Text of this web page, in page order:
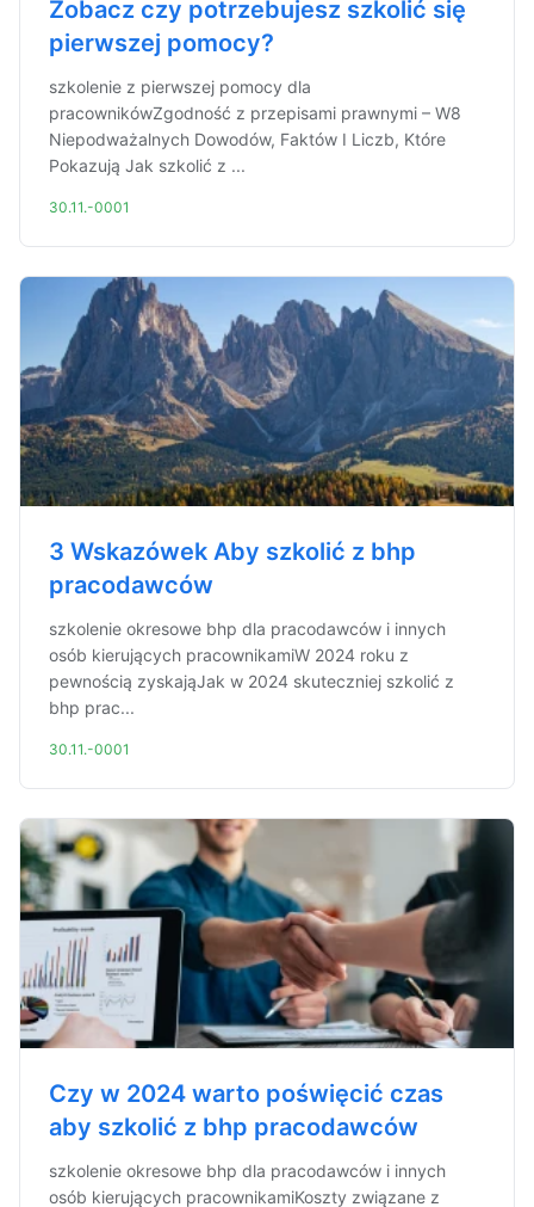
Zobacz czy potrzebujesz szkolić się
pierwszej pomocy?
szkolenie z pierwszej pomocy dla
pracownikówZgodność z przepisami prawnymi – W8
Niepodważalnych Dowodów, Faktów I Liczb, Które
Pokazują Jak szkolić z ...
30.11.-0001
3 Wskazówek Aby szkolić z bhp
pracodawców
szkolenie okresowe bhp dla pracodawców i innych
osób kierujących pracownikamiW 2024 roku z
pewnością zyskająJak w 2024 skuteczniej szkolić z
bhp prac...
30.11.-0001
Czy w 2024 warto poświęcić czas
aby szkolić z bhp pracodawców
szkolenie okresowe bhp dla pracodawców i innych
osób kierujących pracownikamiKoszty związane z